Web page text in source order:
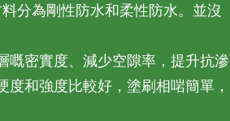
分為剛性防水和柔性防水。並沒
嘅密實度、減少空隙率，提升抗滲
和強度比較好，塗刷相啱簡單，